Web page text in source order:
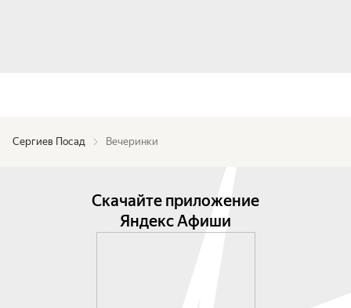
Сергиев Посад Вечеринки
Скачайте приложение
Яндекс Афиши